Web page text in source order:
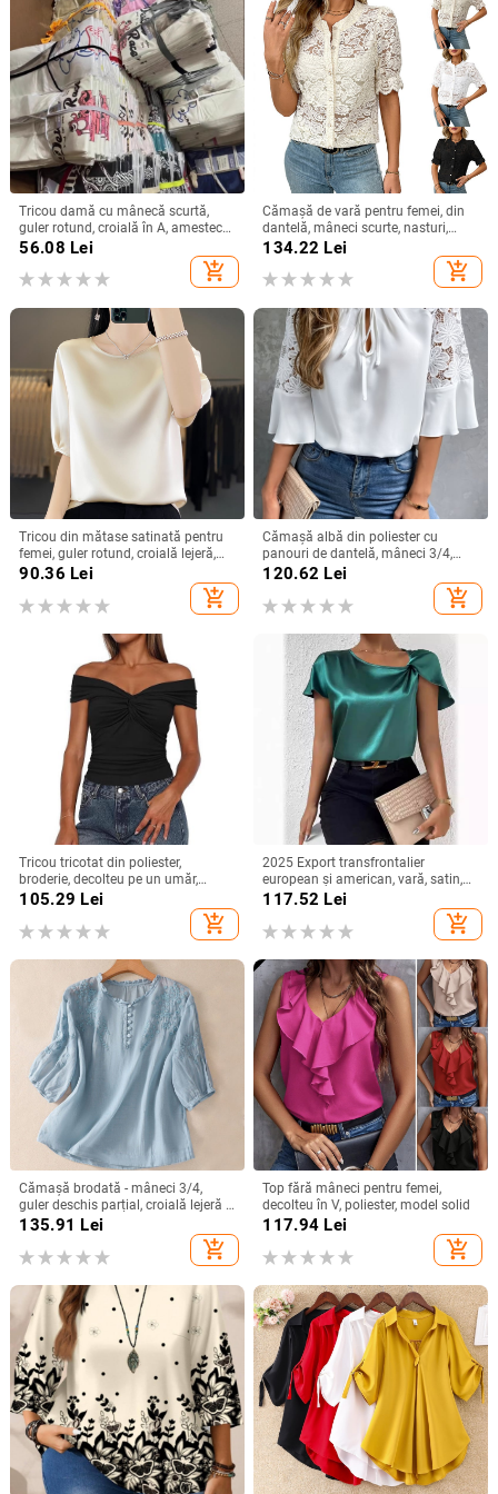
Tricou damă cu mânecă scurtă,
guler rotund, croială în A, amestec
poliester-spandex, imprimat și
56.08 Lei
add_shopping_cart
Cămașă de vară pentru femei, din
dantelă, mâneci scurte, nasturi,
imprimeu floral, croială lejeră, guler
rotund, din bumbac-poliester
134.22 Lei
add_shopping_cart
Tricou din mătase satinată pentru
femei, guler rotund, croială lejeră,
mâneci 3/4, top lejer de vară
90.36 Lei
add_shopping_cart
Cămașă albă din poliester cu
panouri de dantelă, mâneci 3/4,
guler rotund, croială lejeră
120.62 Lei
add_shopping_cart
Tricou tricotat din poliester,
broderie, decolteu pe un umăr,
mâneci raglan, croială slim
105.29 Lei
add_shopping_cart
2025 Export transfrontalier
european și american, vară, satin,
cu mânecă scurtă, din satin răsucit,
culoare pură, top versatil, larg,
pentru femei
117.52 Lei
add_shopping_cart
Cămașă brodată - mâneci 3/4,
guler deschis parțial, croială lejeră -
bumbac și in
135.91 Lei
add_shopping_cart
Top fără mâneci pentru femei,
decolteu în V, poliester, model solid
117.94 Lei
add_shopping_cart